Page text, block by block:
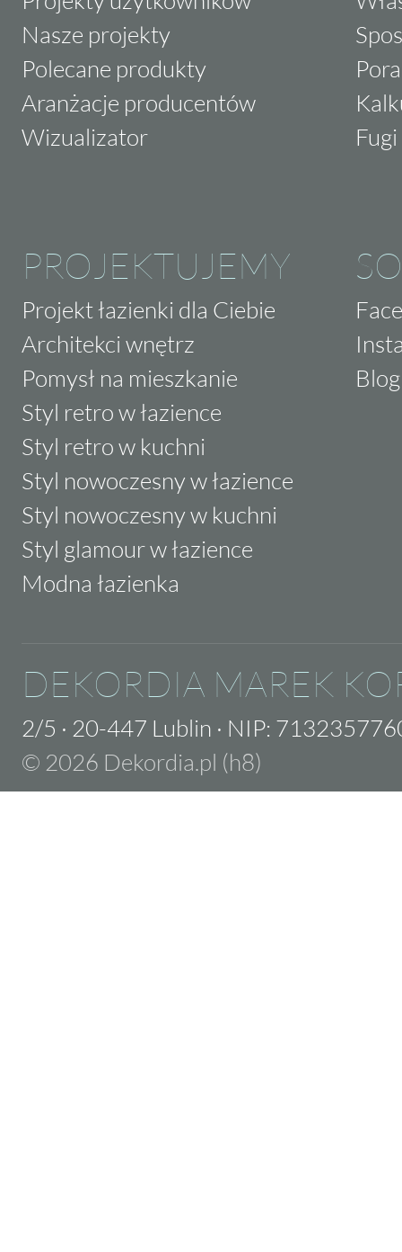
Nasze projekty
Polecane produkty
Aranżacje producentów
Wizualizator
PROJEKTUJEMY
Projekt łazienki dla Ciebie
Architekci wnętrz
Pomysł na mieszkanie
Styl retro w łazience
Styl retro w kuchni
Styl nowoczesny w łazience
Styl nowoczesny w kuchni
Styl glamour w łazience
Modna łazienka
Blog
DEKORDIA MAREK
2/5 · 20-447 Lublin · NIP:
© 2026 Dekordia.pl (h8)